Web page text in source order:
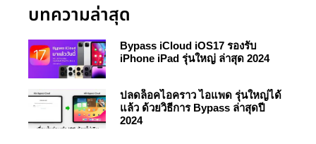
บทความล่าสุด
Bypass iCloud iOS17 รองรับ
iPhone iPad รุ่นใหญ่ ล่าสุด 2024
ปลดล็อคไอคราว ไอแพด รุ่นใหญ่ได้
แล้ว ด้วยวิธีการ Bypass ล่าสุดปี
2024